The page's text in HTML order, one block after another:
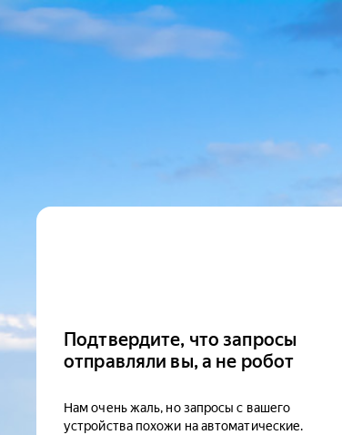
Подтвердите, что запросы
отправляли вы, а не робот
Нам очень жаль, но запросы с вашего
устройства похожи на автоматические.